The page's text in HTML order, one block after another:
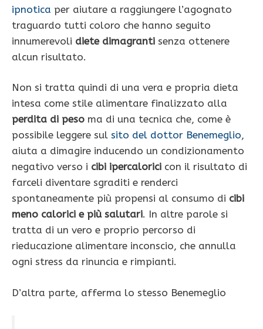
ipnotica per aiutare a raggiungere l’agognato
traguardo tutti coloro che hanno seguito
innumerevoli diete dimagranti senza ottenere
alcun risultato.
Non si tratta quindi di una vera e propria dieta
intesa come stile alimentare finalizzato alla
perdita di peso ma di una tecnica che, come è
possibile leggere sul sito del dottor Benemeglio,
aiuta a dimagire inducendo un condizionamento
negativo verso i cibi ipercalorici con il risultato di
farceli diventare sgraditi e renderci
spontaneamente più propensi al consumo di cibi
meno calorici e più salutari. In altre parole si
tratta di un vero e proprio percorso di
rieducazione alimentare inconscio, che annulla
ogni stress da rinuncia e rimpianti.
D’altra parte, afferma lo stesso Benemeglio